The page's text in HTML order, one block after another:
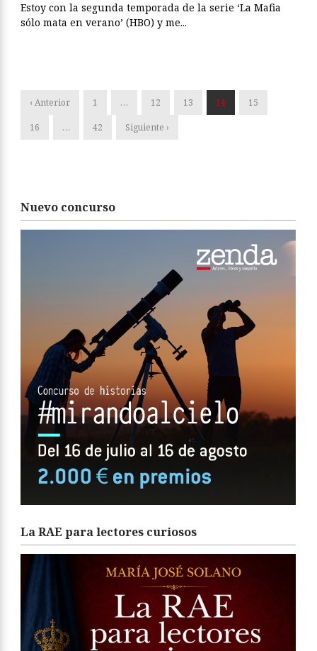
Estoy con la segunda temporada de la serie ‘La Mafia
sólo mata en verano’ (HBO) y me...
‹ Anterior 1 … 12 13 14 15
16 … 42 Siguiente ›
Nuevo concurso
La RAE para lectores curiosos